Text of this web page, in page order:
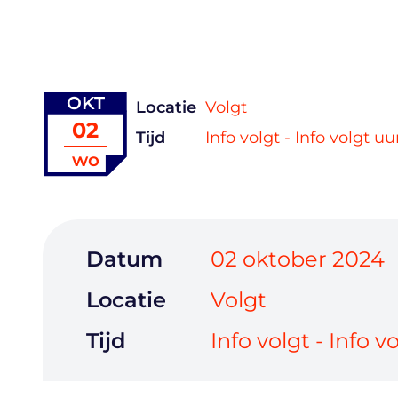
OKT
02
wo
Locatie Volgt
Tijd
Info volgt - Info volgt
Datum
02 oktober 2024
Locatie
Volgt
Tijd
Info volgt - Info